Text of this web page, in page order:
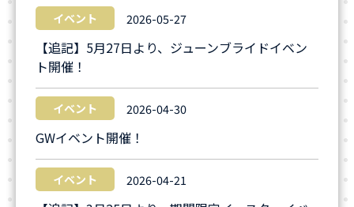
イベント
【追記】5月27日より、ジューンブライドイベン
ト開催！
2026-05-27
イベント
GWイベント開催！
2026-04-30
イベント 2026-04-21